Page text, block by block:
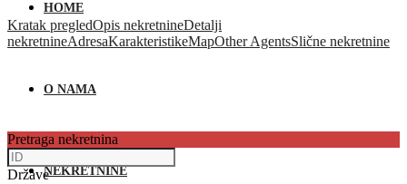
HOME
O NAMA
NEKRETNINE
Kratak pregledOpis nekretnineDetalji
nekretnineAdresaKarakteristikeMapOther AgentsSlične nekretnine
Pretraga nekretnina
Države